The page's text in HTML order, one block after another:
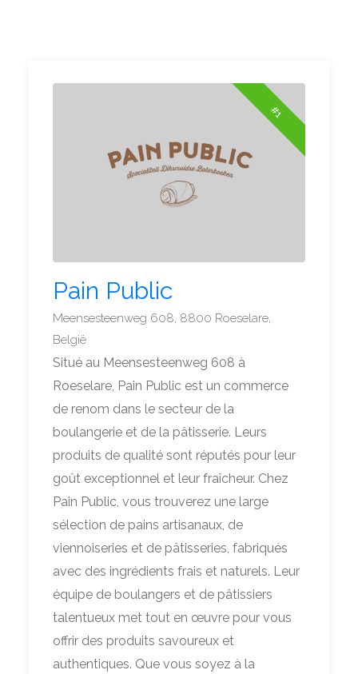
#1
Pain Public
Meensesteenweg 608, 8800 Roeselare,
België
Situé au Meensesteenweg 608 à
Roeselare, Pain Public est un commerce
de renom dans le secteur de la
boulangerie et de la pâtisserie. Leurs
produits de qualité sont réputés pour leur
goût exceptionnel et leur fraîcheur. Chez
Pain Public, vous trouverez une large
sélection de pains artisanaux, de
viennoiseries et de pâtisseries, fabriqués
avec des ingrédients frais et naturels. Leur
équipe de boulangers et de pâtissiers
talentueux met tout en œuvre pour vous
offrir des produits savoureux et
authentiques. Que vous soyez à la